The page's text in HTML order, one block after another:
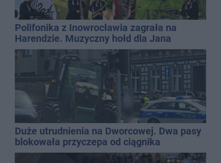
Polifonika z Inowrocławia zagrała na
Harendzie. Muzyczny hołd dla Jana
Kasprowicza
Duże utrudnienia na Dworcowej. Dwa pasy
blokowała przyczepa od ciągnika